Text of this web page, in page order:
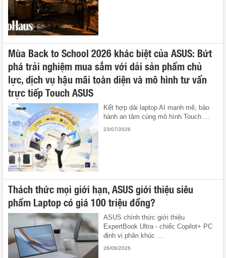
Mùa Back to School 2026 khác biệt của ASUS: Bứt
phá trải nghiệm mua sắm với dải sản phẩm chủ
lực, dịch vụ hậu mãi toàn diện và mô hình tư vấn
trực tiếp Touch ASUS
Kết hợp dải laptop AI mạnh mẽ, bảo
hành an tâm cùng mô hình Touch ...
23/07/2026
Thách thức mọi giới hạn, ASUS giới thiệu siêu
phẩm Laptop có giá 100 triệu đồng?
ASUS chính thức giới thiệu
ExpertBook Ultra - chiếc Copilot+ PC
định vị phân khúc ...
26/06/2026